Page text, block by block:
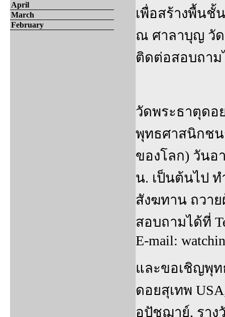
April
March
February
เพื่อสร้างพื้นชั้
ณ ศาลาบุญ วัด
ติดต่อสอบถาม
วัดพระธาตุดอ
พุทธศาสนิกช
ของโลก) วันอ
น. เป็นต้นไป
สังฆทาน ถวา
สอบถามได้ที่
E-mail:
และขอเชิญพุท
ดอยสุเทพ
อุปัชฌาย์, รา